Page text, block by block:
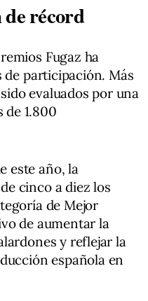
de récord
Fugaz ha
participación. Más
evaluados por una
1.800
este año, la
cinco a diez los
de Mejor
de aumentar la
y reflejar la
española en